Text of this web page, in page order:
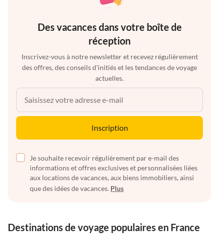
Des vacances dans votre boîte de
réception
Inscrivez-vous à notre newsletter et recevez régulièrement
des offres, des conseils d'initiés et les tendances de voyage
actuelles.
Inscription
Je souhaite recevoir régulièrement par e-mail des
informations et offres exclusives et personnalisées liées
aux locations de vacances, aux biens immobiliers, ainsi
que des idées de vacances. Plus
Destinations de voyage populaires en France